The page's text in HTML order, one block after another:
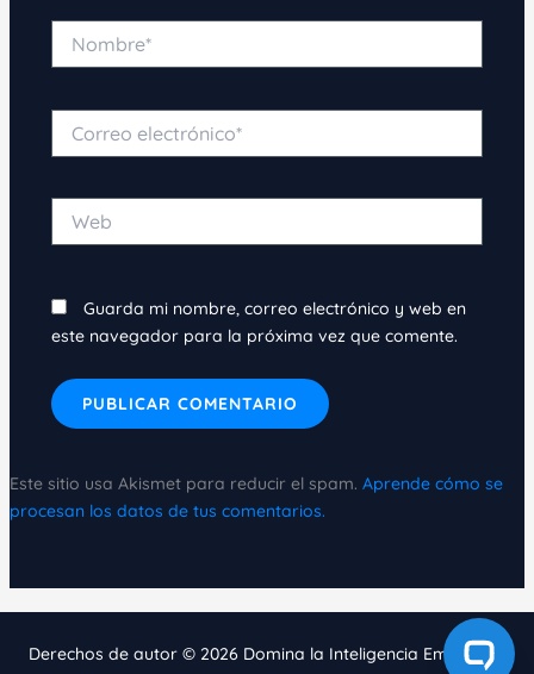
electrónico*
Guarda mi nombre, correo electrónico y web en
este navegador para la próxima vez que comente.
Este sitio usa Akismet para reducir el spam. Aprende cómo se
procesan los datos de tus comentarios.
Derechos de autor © 2026 Domina la Inteligencia Emocional